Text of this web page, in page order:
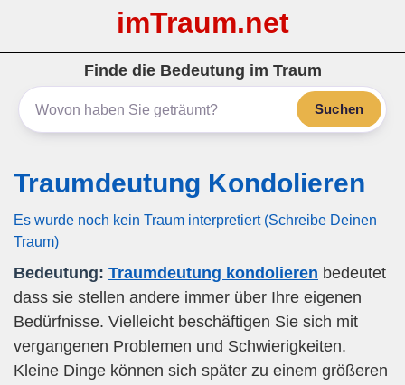
imTraum.net
Finde die Bedeutung im Traum
Suchen
Traumdeutung Kondolieren
Es wurde noch kein Traum interpretiert (Schreibe Deinen
Traum)
Bedeutung: Traumdeutung kondolieren bedeutet
dass sie stellen andere immer über Ihre eigenen
Bedürfnisse. Vielleicht beschäftigen Sie sich mit
vergangenen Problemen und Schwierigkeiten.
Kleine Dinge können sich später zu einem größeren